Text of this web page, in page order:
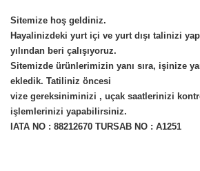
Sitemize hoş geldiniz.
Hayalinizdeki yurt içi ve yurt dışı talinizi
yılından beri çalışıyoruz.
Sitemizde ürünlerimizin yanı sıra, işinize
ekledik. Tatiliniz öncesi
vize gereksiniminizi , uçak saatlerinizi
işlemlerinizi yapabilirsiniz.
IATA NO : 88212670 TURSAB NO : A1251